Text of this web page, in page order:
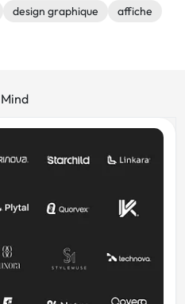
design graphique
affiche